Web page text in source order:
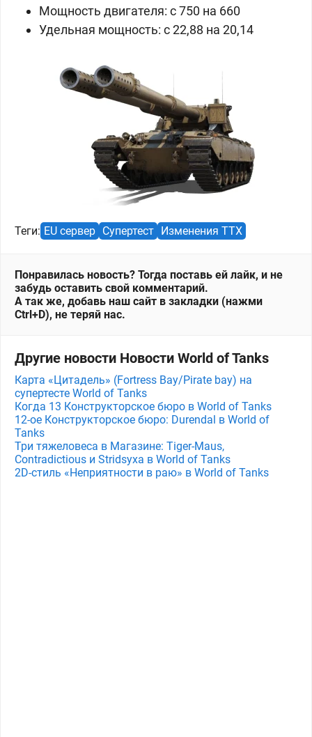
Мощность двигателя: c 750 на 660
Удельная мощность: c 22,88 на 20,14
Теги: EU сервер Супертест Изменения ТТХ
Понравилась новость? Тогда поставь ей лайк, и не
забудь оставить свой комментарий.
А так же, добавь наш сайт в закладки (нажми
Ctrl+D), не теряй нас.
Другие новости Новости World of Tanks
Карта «Цитадель» (Fortress Bay/Pirate bay) на
супертесте World of Tanks
Когда 13 Конструкторское бюро в World of Tanks
12-ое Конструкторское бюро: Durendal в World of
Tanks
Три тяжеловеса в Магазине: Tiger-Maus,
Contradictious и Stridsyxa в World of Tanks
2D-стиль «Неприятности в раю» в World of Tanks